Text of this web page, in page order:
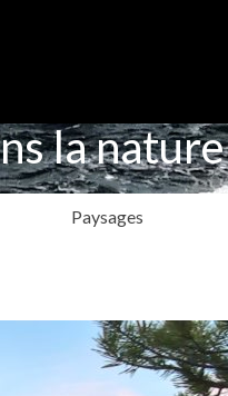
la nature
Paysages